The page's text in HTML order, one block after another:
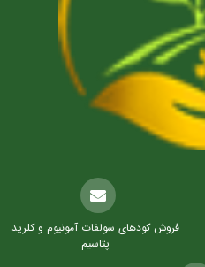
فروش کودهای سولفات آمونیوم و کلرید
پتاسیم